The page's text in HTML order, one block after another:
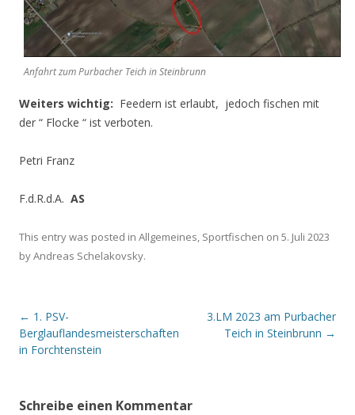
Anfahrt zum Purbacher Teich in Steinbrunn
Weiters wichtig: Feedern ist erlaubt, jedoch fischen mit
der “ Flocke “ ist verboten.
Petri Franz
F.d.R.d.A. AS
This entry was posted in Allgemeines, Sportfischen on 5. Juli 2023
byAndreas Schelakovsky.
Post navigation
← 1. PSV-
Berglauflandesmeisterschaften
in Forchtenstein
3.LM 2023 am Purbacher
Teich in Steinbrunn →
Schreibe einen Kommentar